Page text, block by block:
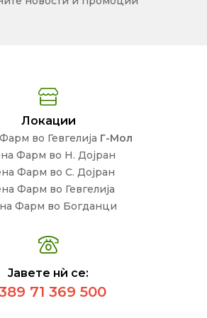
Локации
во Гевгелија Г-Мол
Фарм во Н. Дојран
Фарм во С. Дојран
Фарм во Гевгелија
Фарм во Богданци
Јавете нѝ се:
71 369 500